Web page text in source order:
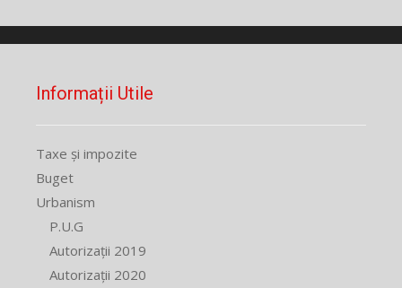
Informații Utile
Taxe și impozite
Buget
Urbanism
P.U.G
Autorizații 2019
Autorizații 2020